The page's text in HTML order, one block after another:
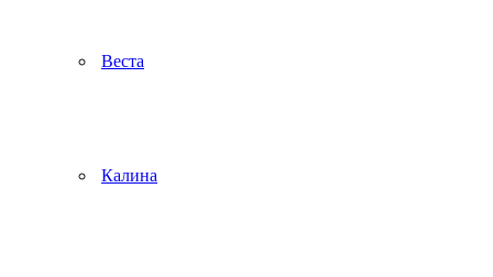
Веста
Калина